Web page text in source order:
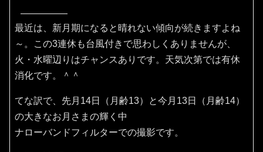
最近は、新月期になると晴れない傾向が続きますよね
～。この3連休も台風付きで思わしくありませんが、
火・水曜辺りはチャンスありです。天気次第では有休
消化です。＾＾
てな訳で、先月14日（月齢13）と今月13日（月齢14）
の大きなお月さまの輝く中
ナローバンドフィルターでの撮影です。